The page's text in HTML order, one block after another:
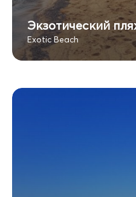
Экзотический
Exotic Beach